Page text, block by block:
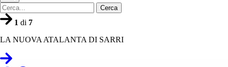
Cerca
1 di 7
LA NUOVA ATALANTA DI SARRI